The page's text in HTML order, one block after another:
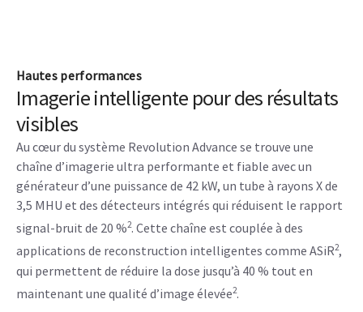
Hautes performances
Imagerie intelligente pour des résultats
visibles
Au cœur du système Revolution Advance se trouve une
chaîne d’imagerie ultra performante et fiable avec un
générateur d’une puissance de 42 kW, un tube à rayons X de
3,5 MHU et des détecteurs intégrés qui réduisent le rapport
signal-bruit de 20 %2. Cette chaîne est couplée à des
applications de reconstruction intelligentes comme ASiR2,
qui permettent de réduire la dose jusqu’à 40 % tout en
maintenant une qualité d’image élevée2.